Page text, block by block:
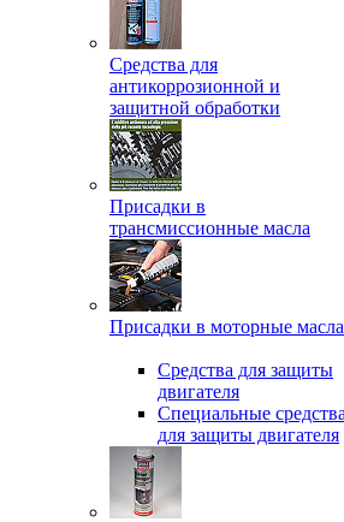
Средства для
антикоррозионной и
защитной обработки
Присадки в
трансмиссионные масла
Присадки в моторные масла
Средства для защиты
двигателя
Специальныe средства
для защиты двигателя